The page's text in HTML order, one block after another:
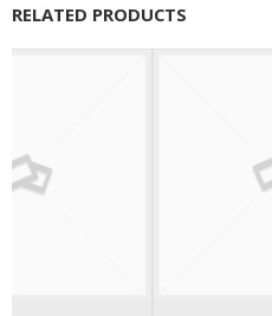
RELATED PRODUCTS